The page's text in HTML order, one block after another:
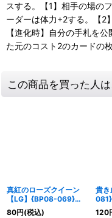
スする。【1】相手の場の
ーダーは体力+2する。【2
【進化時】自分の手札を
た元のコスト2のカードの
この商品を買った人
真紅のローズクイーン
【LG】{BP08-069}
《ナイトメア》
80円(税込)
貴
081}
120